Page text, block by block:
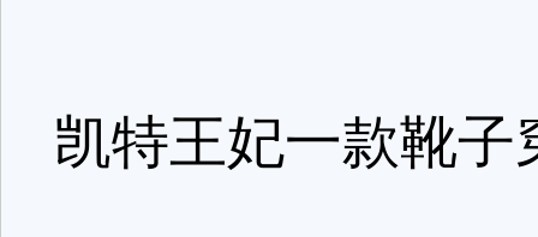
凯特王妃一款靴子